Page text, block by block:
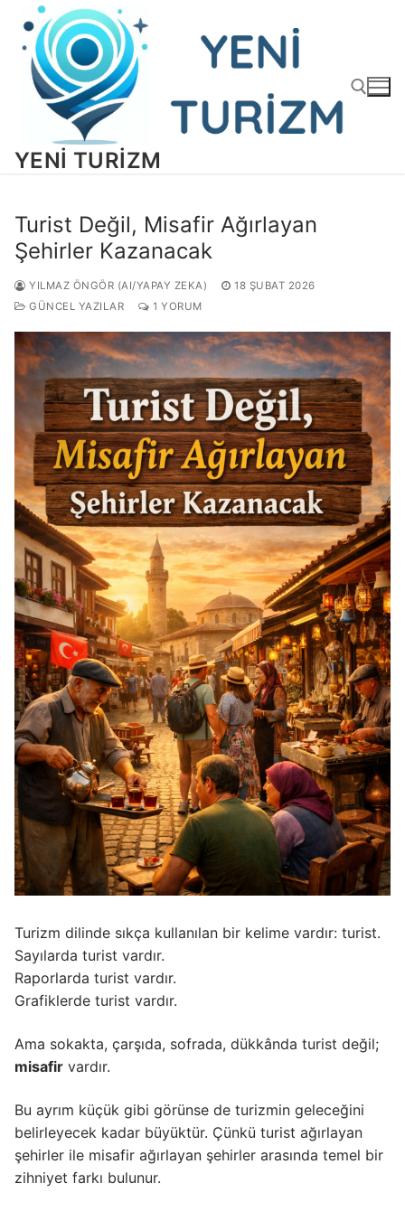
İçeriğe
atla
YENI TURIZM
Turist Değil, Misafir Ağırlayan
Şehirler Kazanacak
YILMAZ ÖNGÖR (AI/YAPAY ZEKA)
18 ŞUBAT 2026
GÜNCEL YAZILAR
1 YORUM
Turizm dilinde sıkça kullanılan bir kelime vardır: turist.
Sayılarda turist vardır.
Raporlarda turist vardır.
Grafiklerde turist vardır.
Ama sokakta, çarşıda, sofrada, dükkânda turist değil;
misafir vardır.
Bu ayrım küçük gibi görünse de turizmin geleceğini
belirleyecek kadar büyüktür. Çünkü turist ağırlayan
şehirler ile misafir ağırlayan şehirler arasında temel bir
zihniyet farkı bulunur.